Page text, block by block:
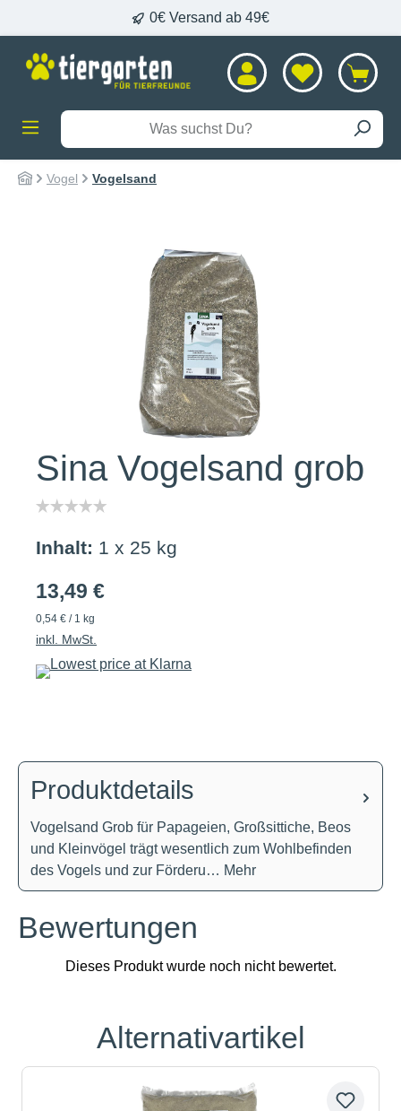
0€ Versand ab 49€
Vogel Vogelsand
Sina Vogelsand grob
Inhalt: 1 x 25 kg
13,49 €
0,54 € / 1 kg
inkl. MwSt.
Produktdetails
Vogelsand Grob für Papageien, Großsittiche, Beos
und Kleinvögel trägt wesentlich zum Wohlbefinden
des Vogels und zur Förderu… Mehr
Bewertungen
Produktgalerie überspringen
Alternativartikel